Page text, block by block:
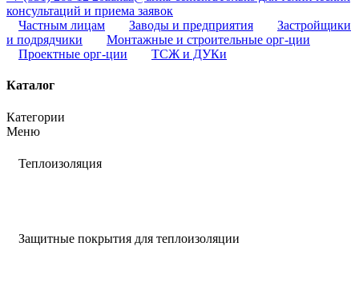
консультаций и приема заявок
Частным лицам
Заводы и предприятия
Застройщики
и подрядчики
Монтажные и строительные орг-ции
Проектные орг-ции
ТСЖ и ДУКи
Каталог
Категории
Меню
Теплоизоляция
Защитные покрытия для теплоизоляции